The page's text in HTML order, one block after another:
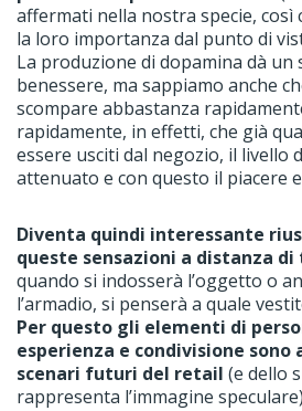
affermati nella nostra specie, così
la loro importanza dal punto di
La produzione di dopamina dà un
benessere, ma sappiamo anche
scompare abbastanza
rapidamente, in effetti, che già
essere usciti dal negozio, il livello
attenuato e con questo il piacere e
Diventa quindi interessante
queste sensazioni a distanza
quando si indosserà l’oggetto o
l’armadio, si penserà a quale
Per questo gli elementi di
esperienza e condivisione sono
scenari futuri del retail (e dello
rappresenta l’immagine